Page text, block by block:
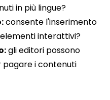
in più lingue?
consente l'inserimento
elementi interattivi?
gli editori possono
pagare i contenuti